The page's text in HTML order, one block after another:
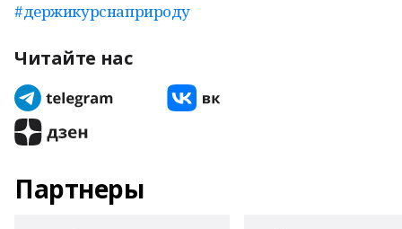
#держикурснаприроду
Читайте нас
Партнеры